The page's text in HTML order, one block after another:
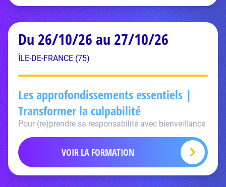
Du 26/10/26 au 27/10/26
ÎLE-DE-FRANCE (75)
Les approfondissements essentiels |
Transformer la culpabilité
Pour (re)prendre sa responsabilité avec bienveillance
VOIR LA FORMATION